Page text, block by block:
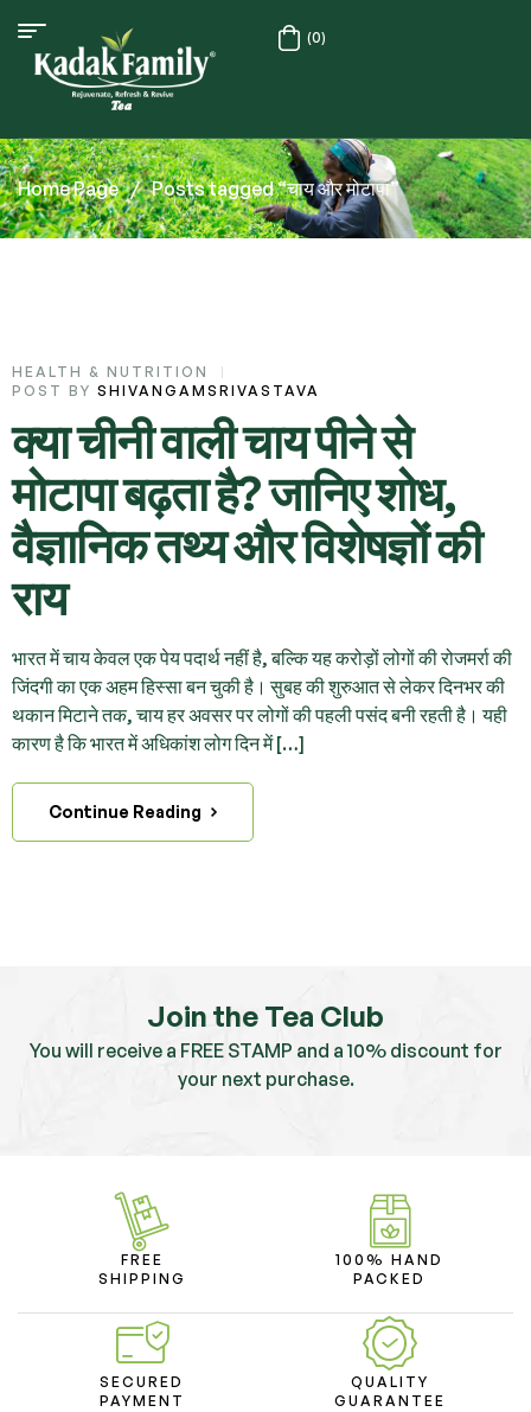
(0)
Home Page / Posts tagged “चाय और मोटापा”
HEALTH & NUTRITION
POST BY SHIVANGAMSRIVASTAVA
क्या चीनी वाली चाय पीने से
मोटापा बढ़ता है? जानिए शोध,
वैज्ञानिक तथ्य और विशेषज्ञों की
राय
भारत में चाय केवल एक पेय पदार्थ नहीं है, बल्कि यह करोड़ों लोगों की रोजमर्रा की
जिंदगी का एक अहम हिस्सा बन चुकी है। सुबह की शुरुआत से लेकर दिनभर की
थकान मिटाने तक, चाय हर अवसर पर लोगों की पहली पसंद बनी रहती है। यही
कारण है कि भारत में अधिकांश लोग दिन में […]
Continue Reading
Join the Tea Club
You will receive a FREE STAMP and a 10% discount for
your next purchase.
FREE
SHIPPING
100% HAND
PACKED
SECURED
PAYMENT
QUALITY
GUARANTEE